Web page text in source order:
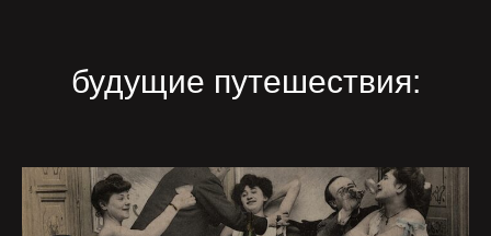
будущие путешествия: